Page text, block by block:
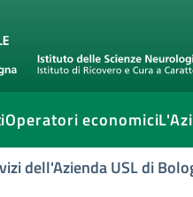
Operatori economici
dell'Azienda USL di